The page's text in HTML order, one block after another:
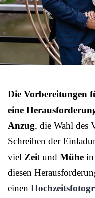
Die Vorbereitungen
eine
Anzug, die Wahl des
Schreiben der
viel Zeit und Mühe
diesen
einen